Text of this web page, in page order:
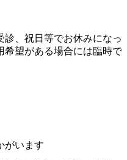
、祝日等でお休みになっ
希望がある場合には臨時で
がいます